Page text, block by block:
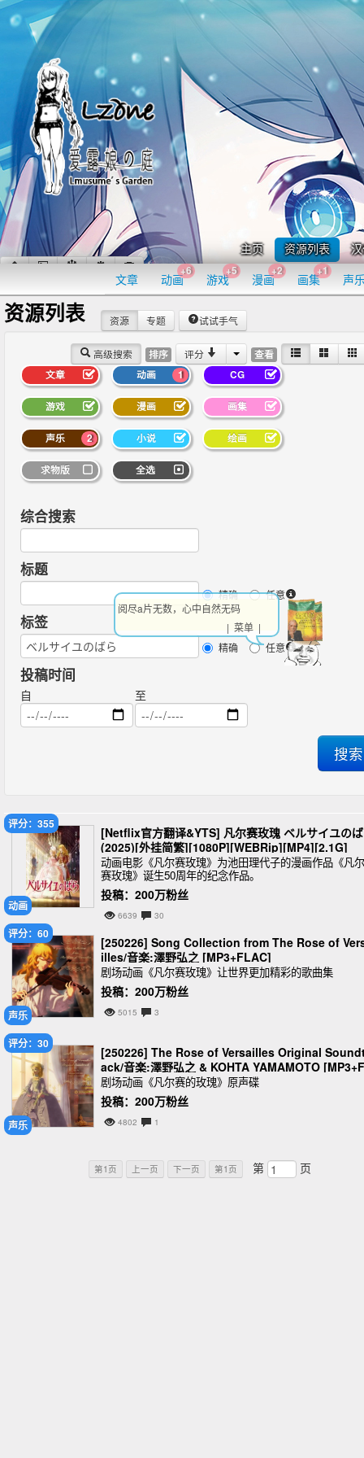
主页 资源列表
文章 动画
+6
游戏
+5
漫画
+2
画集
+1
声
资源列表
高级搜索 排序 评分 查看
资源 专题 试试手气
文章 1
动画 CG
游戏 漫画 画集
2
声乐 小说 绘画
求物版 全选
综合搜索
标题
精确 任意
标签
精确 任意
投稿时间
自 至
动画
评分：355
[Netflix官方翻译&YTS] 凡尔赛玫瑰 ベルサイユの
(2025)[外挂简繁][1080P][WEBRip][MP4][2.1G]
动画电影《凡尔赛玫瑰》为池田理代子的漫画作品《凡尔
赛玫瑰》诞生50周年的纪念作品。
投稿：200万粉丝
6639 30
声乐
评分：60
[250226] Song Collection from The Rose of
illes/音楽:澤野弘之 [MP3+FLAC]
剧场动画《凡尔赛玫瑰》让世界更加精彩的歌曲集
投稿：200万粉丝
5015 3
声乐
评分：30
[250226] The Rose of Versailles Original
ack/音楽:澤野弘之 & KOHTA YAMAMOTO
AC]
剧场动画《凡尔赛的玫瑰》原声碟
投稿：200万粉丝
4802 1
第1页 上一页 下一页 第1页 第 页
阅尽a片无数，心中自然无码
| 菜单 |